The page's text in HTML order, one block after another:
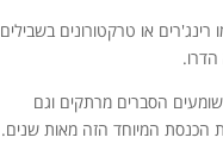
או טרקטורונים בשבילים
הסברים מרתקים וגם
הכנסת המיוחד הזה מאות שנים.